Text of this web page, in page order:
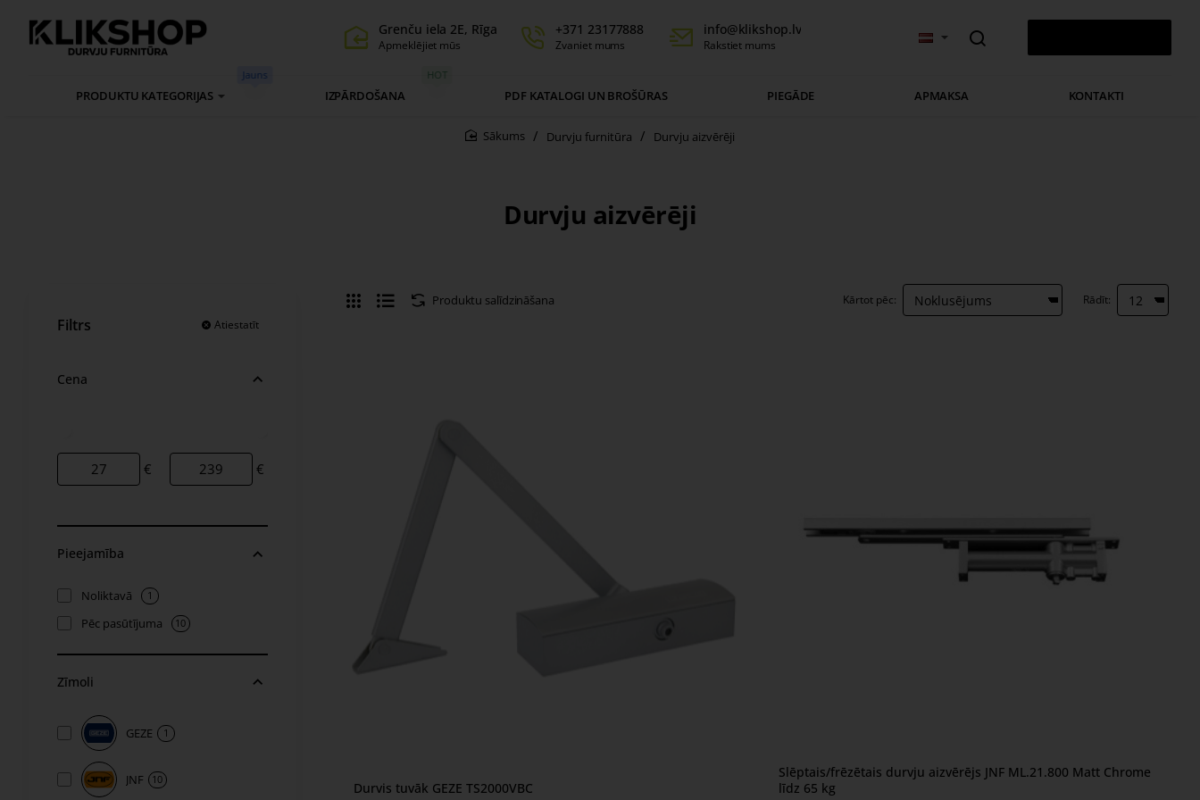
Grenču iela 2E, Rīga
Apmeklējiet mūs
+371 23177888
Zvaniet mums
info@klikshop.lv
Rakstiet mums
PRODUKTU KATEGORIJAS
Jauns
IZPĀRDOŠANA
HOT
PDF KATALOGI UN BROŠŪRAS PIEGĀDE APMAKSA KONTAKTI
Durvju aizvērēji
Durvju furnitūra Durvju aizvērēji
Filtrs Atiestatīt
Cena
€ €
Pieejamība
Noliktavā 1
Pēc pasūtījuma 10
Zīmoli
GEZE 1
JNF 10
Produktu salīdzināšana Kārtot pēc: Rādīt:
Durvis tuvāk GEZE TS2000VBC 1. nedēļa
Slēptais/frēzētais durvju aizvērējs JNF ML.21.800 Matt Chrome
līdz 65 kg